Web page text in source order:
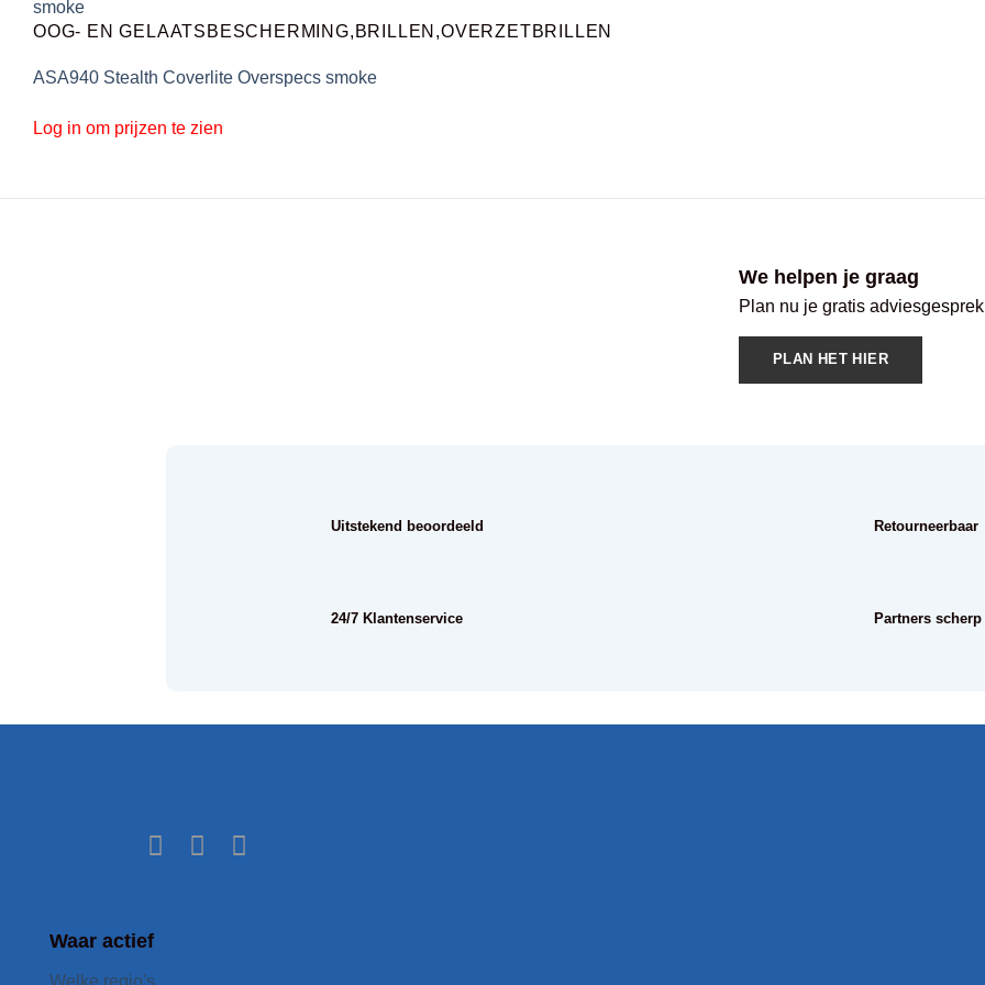
OOG- EN GELAATSBESCHERMING,BRILLEN,OVERZETBRILLEN
ASA940 Stealth Coverlite Overspecs smoke
Log in om prijzen te zien
We helpen je graag
Plan nu je gratis
PLAN HET HIER
Uitstekend beoordeeld
24/7 Klantenservice
Retourneerbaar
Partners
Waar actief
Welke regio's